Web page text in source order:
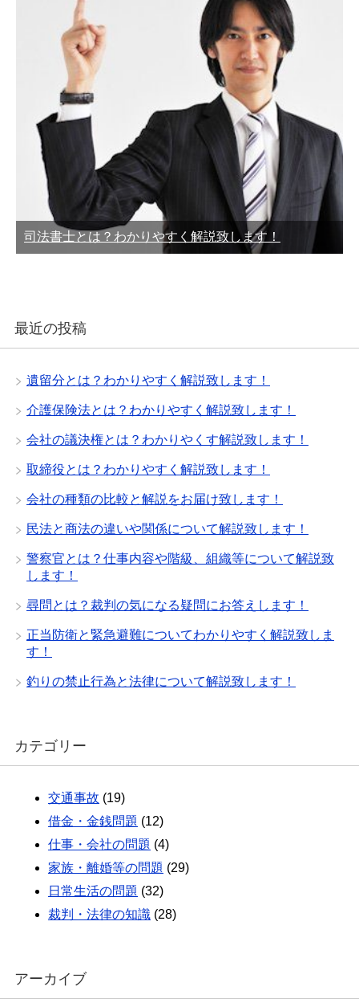
司法書士とは？わかりやすく解説致します！
最近の投稿
遺留分とは？わかりやすく解説致します！
介護保険法とは？わかりやすく解説致します！
会社の議決権とは？わかりやくす解説致します！
取締役とは？わかりやすく解説致します！
会社の種類の比較と解説をお届け致します！
民法と商法の違いや関係について解説致します！
警察官とは？仕事内容や階級、組織等について解説致
します！
尋問とは？裁判の気になる疑問にお答えします！
正当防衛と緊急避難についてわかりやすく解説致しま
す！
釣りの禁止行為と法律について解説致します！
カテゴリー
交通事故 (19)
借金・金銭問題 (12)
仕事・会社の問題 (4)
家族・離婚等の問題 (29)
日常生活の問題 (32)
裁判・法律の知識 (28)
アーカイブ